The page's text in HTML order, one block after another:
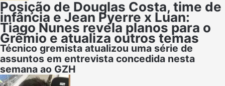
Posição de Douglas Costa, time de
infância e Jean Pyerre x Luan:
Tiago Nunes revela planos para o
Grêmio e atualiza outros temas
Técnico gremista atualizou uma série de
assuntos em entrevista concedida nesta
semana ao GZH